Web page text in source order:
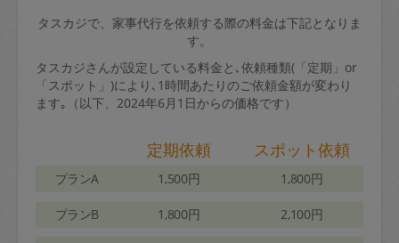
タスカジで、家事代行を依頼する際の料金は下記となりま
す。
タスカジさんが設定している料金と､依頼種類(「定期」or
「スポット」)により､1時間あたりのご依頼金額が変わり
ます｡（以下、2024年6月1日からの価格です）
定期依頼 スポット依頼
プランA 1,500円 1,800円
プランB 1,800円 2,100円